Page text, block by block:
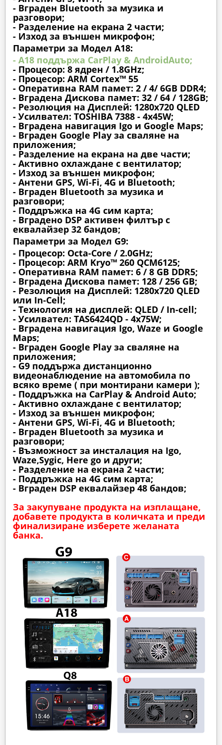
- Вграден Bluetooth за музика и
разговори;
- Разделение на екрана 2 части;
- Изход за външен микрофон;
Параметри за Модел A18:
- A18 поддържа CarPlay & AndroidAuto;
- Процесор: 8 ядрен / 1.8GHz;
- Процесор: ARM Cortex™ 55
- Оперативна RAM памет: 2 / 4/ 6GB DDR4;
- Вградена Дискова памет: 32 / 64 / 128GB;
- Резолюция на Дисплей: 1280х720 QLED
- Усилвател: TOSHIBA 7388 - 4x45W;
- Вградена навигация Igo и Google Maps;
- Вграден Google Play за сваляне на
приложения;
- Разделение на екрана на две части;
- Активно охлаждане с вентилатор;
- Изход за външен микрофон;
- Антени GPS, Wi-Fi, 4G и Bluetooth;
- Вграден Bluetooth за музика и
разговори;
- Поддръжка на 4G сим карта;
- Вградено DSP активен филтър с
еквалайзер 32 бандов;
Параметри за Модел G9:
- Процесор: Octa-Core / 2.0GHz;
- Процесор: ARM Kryo™ 260 QCM6125;
- Оперативна RAM памет: 6 / 8 GB DDR5;
- Вградена Дискова памет: 128 / 256 GB;
- Резолюция на Дисплей: 1280х720 QLED
или In-Cell;
- Технология на дисплей: QLED / In-cell;
- Усилвател: TAS6424QD - 4x75W;
- Вградена навигация Igo, Waze и Google
Maps;
- Вграден Google Play за сваляне на
приложения;
- G9 поддържа дистанционно
видеонаблюдение на автомобила по
всяко време ( при монтирани камери );
- Поддръжка на CarPlay & Android Auto;
- Активно охлаждане с вентилатор;
- Изход за външен микрофон;
- Антени GPS, Wi-Fi, 4G и Bluetooth;
- Вграден Bluetooth за музика и
разговори;
- Възможност за инсталация на Igo,
Waze,Sygic, Here go и други;
- Разделение на екрана 2 части;
- Поддръжка на 4G сим карта;
- Вграден DSP еквалайзер 48 бандов;
За закупуване продукта на изплащане,
добавете продукта в количката и преди
финализиране изберете желаната
банка.